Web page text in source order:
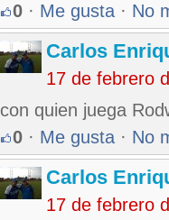
0 · Me gusta · No
Carlos
17 de febrero
con quien juega
0 · Me gusta · No
Carlos
17 de febrero